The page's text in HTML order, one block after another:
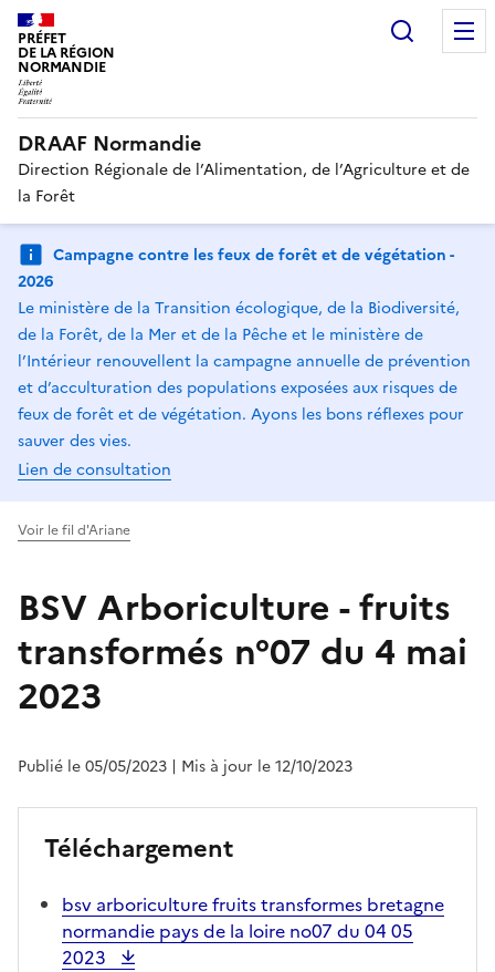
PRÉFET
DE LA RÉGION
NORMANDIE
DRAAF Normandie
Direction Régionale de l’Alimentation, de l’Agriculture et de
la Forêt
Campagne contre les feux de forêt et de végétation -
2026
Le ministère de la Transition écologique, de la Biodiversité,
de la Forêt, de la Mer et de la Pêche et le ministère de
l’Intérieur renouvellent la campagne annuelle de prévention
et d’acculturation des populations exposées aux risques de
feux de forêt et de végétation. Ayons les bons réflexes pour
sauver des vies.
Lien de consultation
Voir le fil d'Ariane
BSV Arboriculture - fruits
transformés n°07 du 4 mai
2023
Publié le 05/05/2023 | Mis à jour le 12/10/2023
Téléchargement
bsv arboriculture fruits transformes bretagne
normandie pays de la loire no07 du 04 05
2023